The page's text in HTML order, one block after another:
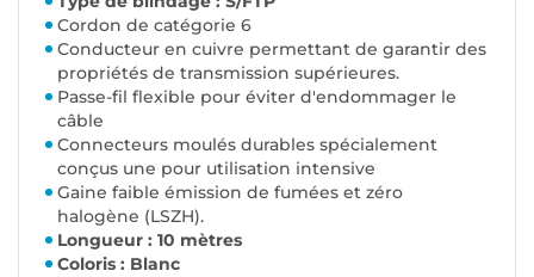
Cordon de catégorie 6
Conducteur en cuivre permettant de garantir des
propriétés de transmission supérieures.
Passe-fil flexible pour éviter d'endommager le
câble
Connecteurs moulés durables spécialement
conçus une pour utilisation intensive
Gaine faible émission de fumées et zéro
halogène (LSZH).
Longueur : 10 mètres
Coloris : Blanc